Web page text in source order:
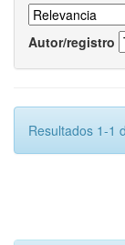
Autor/registro
Resultados 1-1